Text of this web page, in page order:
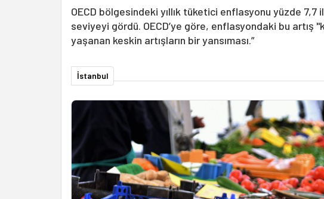
OECD bölgesindeki yıllık tüketici enflasyonu yüzde 7,7
seviyeyi gördü. OECD’ye göre, enflasyondaki bu artış
yaşanan keskin artışların bir yansıması.”
İstanbul